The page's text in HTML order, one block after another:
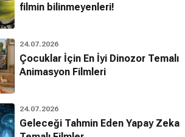
filmin bilinmeyenleri!
24.07.2026
Çocuklar İçin En İyi Dinozor Temalı
Animasyon Filmleri
24.07.2026
Geleceği Tahmin Eden Yapay Zeka